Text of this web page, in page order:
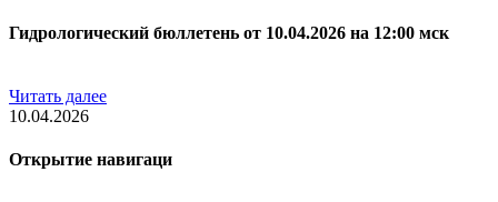
Гидрологический бюллетень от 10.04.2026 на 12:00 мск
Читать далее
10.04.2026
Открытие навигаци